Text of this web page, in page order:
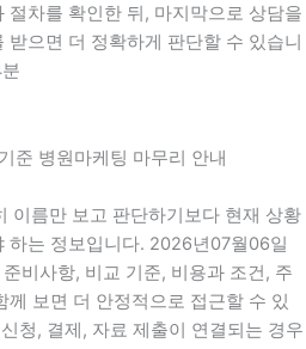
절차를 확인한 뒤, 마지막으로 상담을
받으면 더 정확하게 판단할 수 있습니
준 병원마케팅 마무리 안내
이름만 보고 판단하기보다 현재 상황
하는 정보입니다. 2026년07월06일
비사항, 비교 기준, 비용과 조건, 주
께 보면 더 안정적으로 접근할 수 있
청, 결제, 자료 제출이 연결되는 경우